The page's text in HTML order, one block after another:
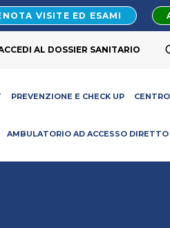
VISITE ED ESAMI
AL DOSSIER SANITARIO
PREVENZIONE E CHECK UP
AMBULATORIO AD ACCESSO DIRETTO